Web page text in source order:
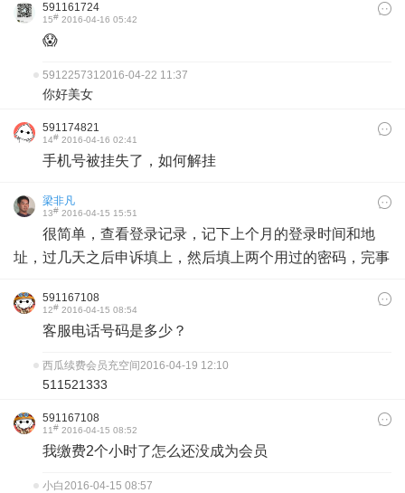
591161724
15# 2016-04-16 05:42
😱
5912257312016-04-22 11:37
你好美女
591174821
14# 2016-04-16 02:41
手机号被挂失了，如何解挂
梁非凡
13# 2016-04-15 15:51
很简单，查看登录记录，记下上个月的登录时间和地
址，过几天之后申诉填上，然后填上两个用过的密码，完事
591167108
12# 2016-04-15 08:54
客服电话号码是多少？
西瓜续费会员充空间2016-04-19 12:10
511521333
591167108
11# 2016-04-15 08:52
我缴费2个小时了怎么还没成为会员
小白2016-04-15 08:57